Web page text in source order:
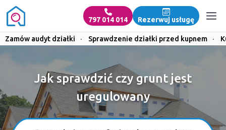
797 014 014 Rezerwuj usługę
Zamów audyt działki · Sprawdzenie działki przed kupnem ·
Jak sprawdzić czy grunt jest
uregulowany